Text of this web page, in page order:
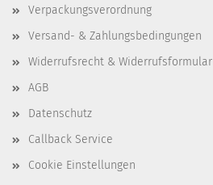
Verpackungsverordnung
Versand- & Zahlungsbedingungen
Widerrufsrecht & Widerrufsformular
AGB
Datenschutz
Callback Service
Cookie Einstellungen